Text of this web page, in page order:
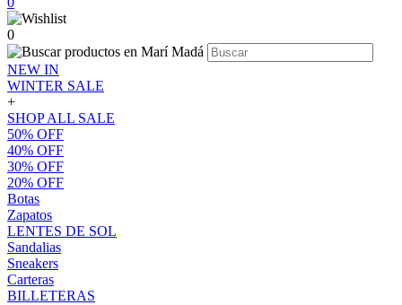
0
NEW IN
WINTER SALE
+
SHOP ALL SALE
50% OFF
40% OFF
30% OFF
20% OFF
Botas
Zapatos
LENTES DE SOL
Sandalias
Sneakers
Carteras
BILLETERAS